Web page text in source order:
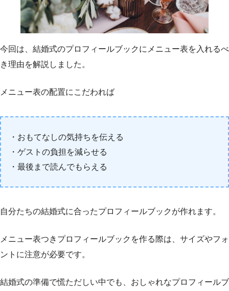
今回は、結婚式のプロフィールブックにメニュー表を入れるべ
き理由を解説しました。
メニュー表の配置にこだわれば
・おもてなしの気持ちを伝える
・ゲストの負担を減らせる
・最後まで読んでもらえる
自分たちの結婚式に合ったプロフィールブックが作れます。
メニュー表つきプロフィールブックを作る際は、サイズやフォ
ントに注意が必要です。
結婚式の準備で慌ただしい中でも、おしゃれなプロフィールブ